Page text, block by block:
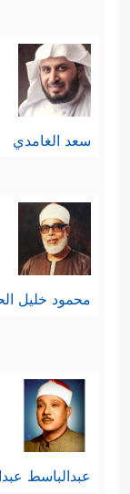
سعد الغامدي
محمود خليل
عبدالباسط